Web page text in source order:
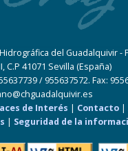
del Guadalquivir -
C.P 41071 Sevilla (España)
/ 955637572. Fax:
de Interés | Contacto |
| Seguridad de la